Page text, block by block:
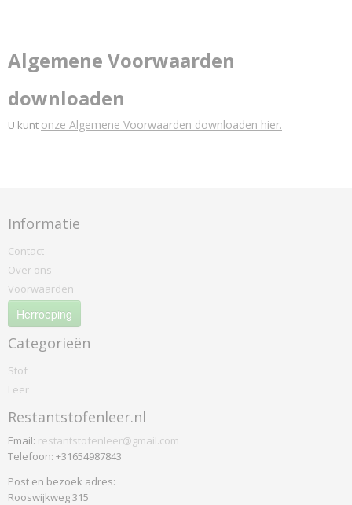
Algemene Voorwaarden
downloaden
U kunt onze Algemene Voorwaarden downloaden hier.
Informatie
Contact
Over ons
Voorwaarden
Herroeping
Categorieën
Stof
Leer
Restantstofenleer.nl
Email: restantstofenleer@gmail.com
Telefoon: +31654987843
Post en bezoek adres:
Rooswijkweg 315